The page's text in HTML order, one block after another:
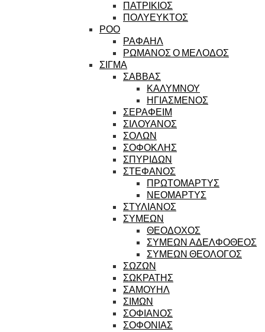
ΠΑΤΡΙΚΙΟΣ
ΠΟΛΥΕΥΚΤΟΣ
ΡΟΟ
ΡΑΦΑΗΛ
ΡΩΜΑΝΟΣ Ο ΜΕΛΟΔΟΣ
ΣΙΓΜΑ
ΣΑΒΒΑΣ
ΚΑΛΥΜΝΟΥ
ΗΓΙΑΣΜΕΝΟΣ
ΣΕΡΑΦΕΙΜ
ΣΙΛΟΥΑΝΟΣ
ΣΟΛΩΝ
ΣΟΦΟΚΛΗΣ
ΣΠΥΡΙΔΩΝ
ΣΤΕΦΑΝΟΣ
ΠΡΩΤΟΜΑΡΤΥΣ
ΝΕΟΜΑΡΤΥΣ
ΣΤΥΛΙΑΝΟΣ
ΣΥΜΕΩΝ
ΘΕΟΔΟΧΟΣ
ΣΥΜΕΩΝ ΑΔΕΛΦΟΘΕΟΣ
ΣΥΜΕΩΝ ΘΕΟΛΟΓΟΣ
ΣΩΖΩΝ
ΣΩΚΡΑΤΗΣ
ΣΑΜΟΥΗΛ
ΣΙΜΩΝ
ΣΟΦΙΑΝΟΣ
ΣΟΦΟΝΙΑΣ